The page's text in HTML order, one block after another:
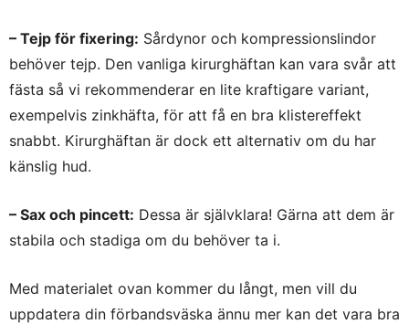
– Tejp för fixering: Sårdynor och kompressionslindor
behöver tejp. Den vanliga kirurghäftan kan vara svår att
fästa så vi rekommenderar en lite kraftigare variant,
exempelvis zinkhäfta, för att få en bra klistereffekt
snabbt. Kirurghäftan är dock ett alternativ om du har
känslig hud.
– Sax och pincett: Dessa är självklara! Gärna att dem är
stabila och stadiga om du behöver ta i.
Med materialet ovan kommer du långt, men vill du
uppdatera din förbandsväska ännu mer kan det vara bra